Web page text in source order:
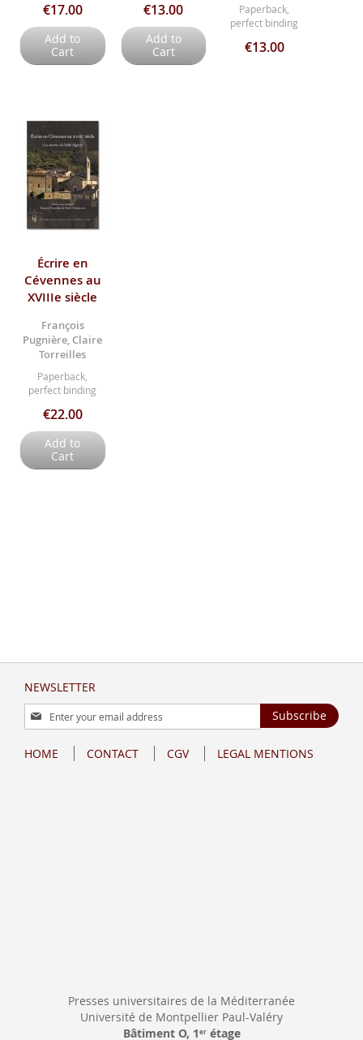
€17.00
Add to
Cart
€13.00
Add to
Cart
Paperback,
perfect binding
€13.00
Écrire en
Cévennes au
XVIIIe siècle
François
Pugnière, Claire
Torreilles
Paperback,
perfect binding
€22.00
Add to
Cart
NEWSLETTER
Sign
Up
Our
Subscribe
HOME CONTACT CGV LEGAL MENTIONS
Presses universitaires de la Méditerranée
Université de Montpellier Paul-Valéry
Bâtiment O, 1 erétage